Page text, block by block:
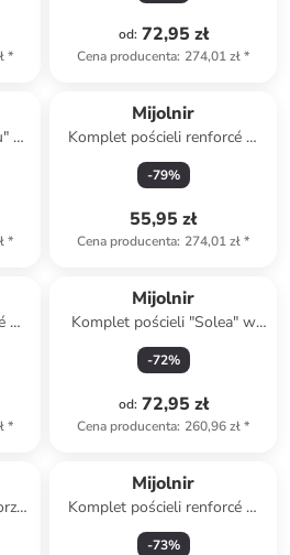
*
od: 72,95 zł
Cena producenta: 274,01 zł*
w
*
Mijolnir
Komplet pościeli renforcé w
kolorze żółtym
-79%
55,95 zł
Cena producenta: 274,01 zł*
w
*
Mijolnir
Komplet pościeli "Solea" w
kolorze beżowo-kremowym
-72%
od: 72,95 zł
Cena producenta: 260,96 zł*
Mijolnir
Komplet pościeli renforcé w
kolorze jasnoróżowym
-73%